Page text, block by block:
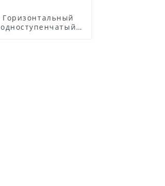
Горизонтальный
одноступенчатый